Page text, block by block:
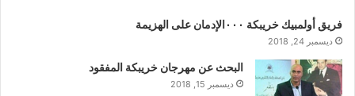
فريق أولمبيك خريبكة ٠٠٠الإدمان على الهزيمة
ديسمبر 24, 2018
البحث عن مهرجان خريبكة المفقود
ديسمبر 15, 2018